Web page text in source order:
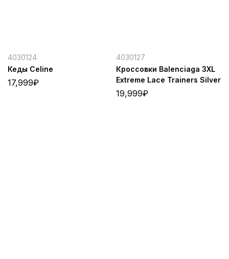
4030124
Кеды Celine
17,999₽
4030127
Кроссовки Balenciaga 3XL
Extreme Lace Trainers Silver
19,999₽